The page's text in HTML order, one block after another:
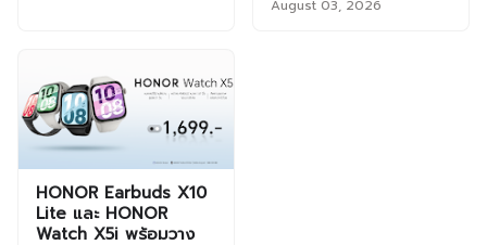
August 03, 2026
HONOR Earbuds X10
Lite และ HONOR
Watch X5i พร้อมวาง